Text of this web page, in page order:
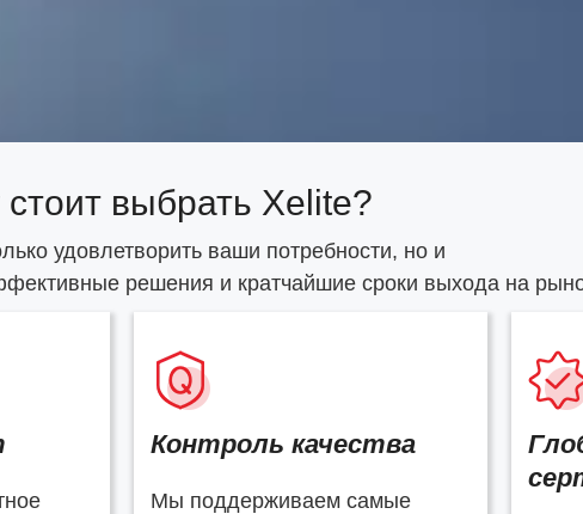
выбрать Xelite?
удовлетворить ваши потребности, но и
решения и кратчайшие сроки выхода на
Контроль качества
Мы поддерживаем самые